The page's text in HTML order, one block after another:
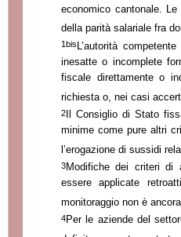
economico cantonale.
della parità salariale fra
1bis L’autorità
inesatte o incomplete
fiscale direttamente o
richiesta o, nei casi
2
Il Consiglio di Stato
minime come pure altri
l’erogazione di sussidi
3Modifiche dei criteri di
essere applicate
monitoraggio non è
4Per le aziende del